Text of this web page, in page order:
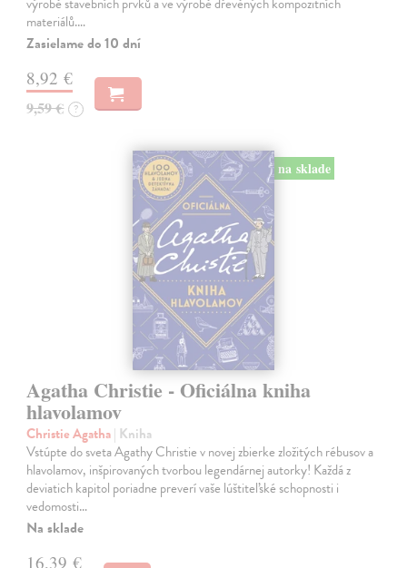
materiálů.…
Zasielame do 10 dní
8,92 €
9,59 € ?
na sklade
Agatha Christie - Oficiálna kniha
hlavolamov
Christie Agatha| Kniha
Vstúpte do sveta Agathy Christie v novej zbierke zložitých rébusov a
hlavolamov, inšpirovaných tvorbou legendárnej autorky! Každá z
deviatich kapitol poriadne preverí vaše lúštiteľské schopnosti i
vedomosti…
Na sklade
16,39 €